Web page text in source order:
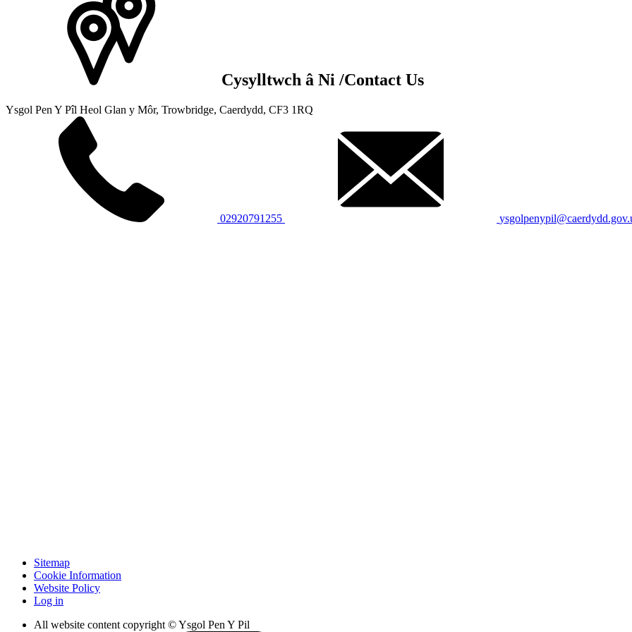
Cysylltwch â Ni /Contact Us
Ysgol Pen Y Pîl Heol Glan y Môr, Trowbridge, Caerdydd, CF3 1RQ
02920791255
Sitemap
Cookie Information
Website Policy
Log in
All website content copyright © Ysgol Pen Y Pil